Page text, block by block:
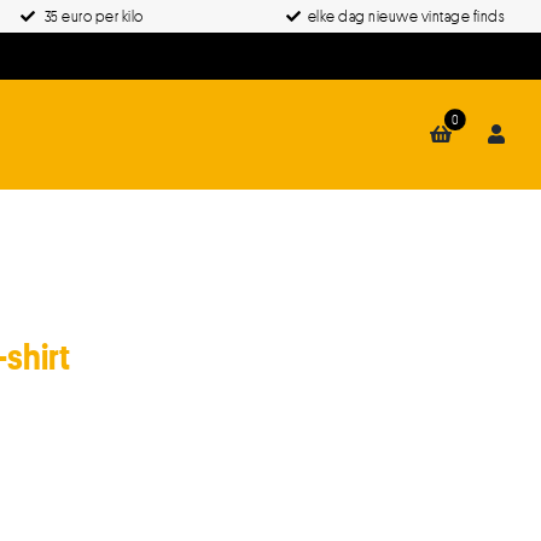
35 euro per kilo elke dag nieuwe vintage finds
0
shirt